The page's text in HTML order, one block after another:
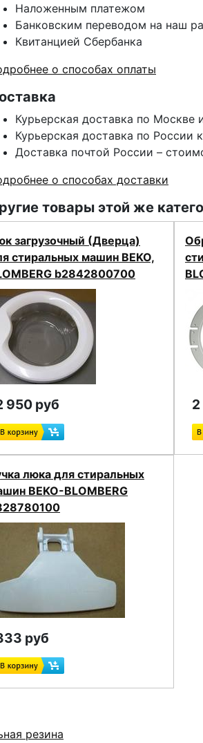
Наложенным платежом
Банковским переводом на наш
Квитанцией Сбербанка
о способах оплаты
Курьерская доставка по
Курьерская доставка по
Доставка почтой России –
о способах доставки
товары этой же
загрузочный (Дверца)
стиральных машин BEKO,
b2842800700
950 руб
люка для стиральных
BEKO-BLOMBERG
руб
резина